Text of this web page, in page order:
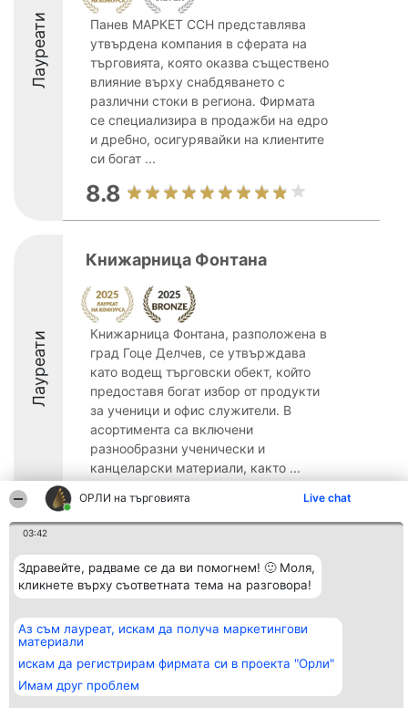
ОРЛИ на търговията Live chat
03:42
Здравейте, радваме се да ви помогнем! 🙂 Моля,
кликнете върху съответната тема на разговора!
Аз съм лауреат, искам да получа маркетингови
материали
искам да регистрирам фирмата си в проекта "Орли"
Имам друг проблем
Лауреати
Панев МАРКЕТ ССН представлява
утвърдена компания в сферата на
търговията, която оказва съществено
влияние върху снабдяването с
различни стоки в региона. Фирмата
се специализира в продажби на едро
и дребно, осигурявайки на клиентите
си богат ...
8.8
Лауреати
Книжарница Фонтана
Книжарница Фонтана, разположена в
град Гоце Делчев, се утвърждава
като водещ търговски обект, който
предоставя богат избор от продукти
за ученици и офис служители. В
асортимента са включени
разнообразни ученически и
канцеларски материали, както ...
8.7
Организатор на
класиране
Beautiful Company S.R.L.
Sus Nr. 2, Bl. A30, Sc. A, Et.
4, Ap. 13
București 53-238
CUI 36737675
Класация
Списък на
победители
Правила
Политика за
Контакти